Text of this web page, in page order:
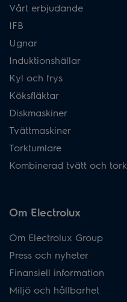
Vårt erbjudande
IFB
Ugnar
Induktionshällar
Kyl och frys
Köksfläktar
Diskmaskiner
Tvättmaskiner
Torktumlare
Kombinerad tvätt och tork
Om Electrolux
Om Electrolux Group
Press och nyheter
Finansiell information
Miljö och hållbarhet